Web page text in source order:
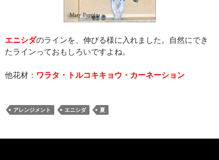
エニシダのラインを、伸びる様に入れました。自然にでき
たラインっておもしろいですよね。
他花材： ワラタ・トルコキキョウ・カーネーション
アレンジメント エニシダ 夏